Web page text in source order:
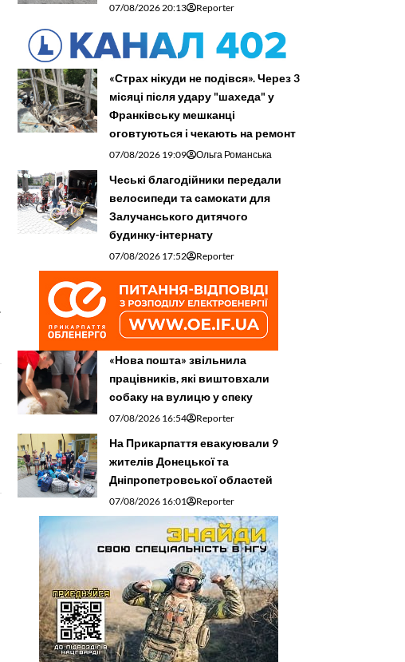
07/08/2026 20:13 Reporter
«Страх нікуди не подівся». Через 3
місяці після удару "шахеда" у
Франківську мешканці
оговтуються і чекають на ремонт
07/08/2026 19:09 Ольга Романська
Чеські благодійники передали
велосипеди та самокати для
Залучанського дитячого
будинку-інтернату
07/08/2026 17:52 Reporter
«Нова пошта» звільнила
працівників, які виштовхали
собаку на вулицю у спеку
07/08/2026 16:54 Reporter
На Прикарпаття евакуювали 9
жителів Донецької та
Дніпропетровської областей
07/08/2026 16:01 Reporter